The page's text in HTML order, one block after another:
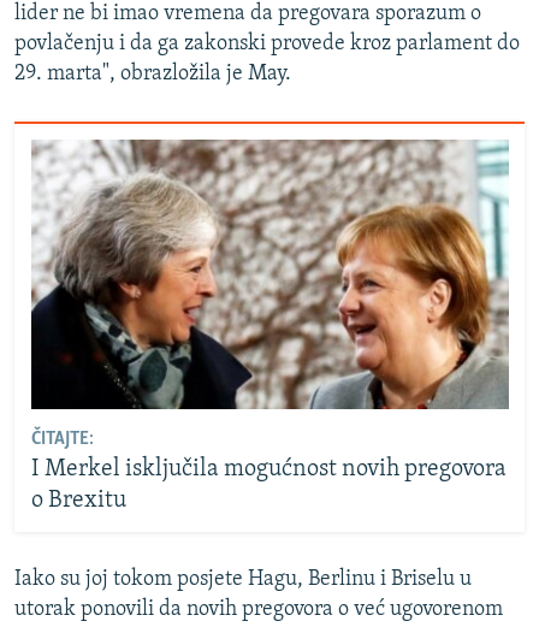
lider ne bi imao vremena da pregovara sporazum o
povlačenju i da ga zakonski provede kroz parlament do
29. marta", obrazložila je May.
ČITAJTE:
I Merkel isključila mogućnost novih pregovora
o Brexitu
Iako su joj tokom posjete Hagu, Berlinu i Briselu u
utorak ponovili da novih pregovora o već ugovorenom